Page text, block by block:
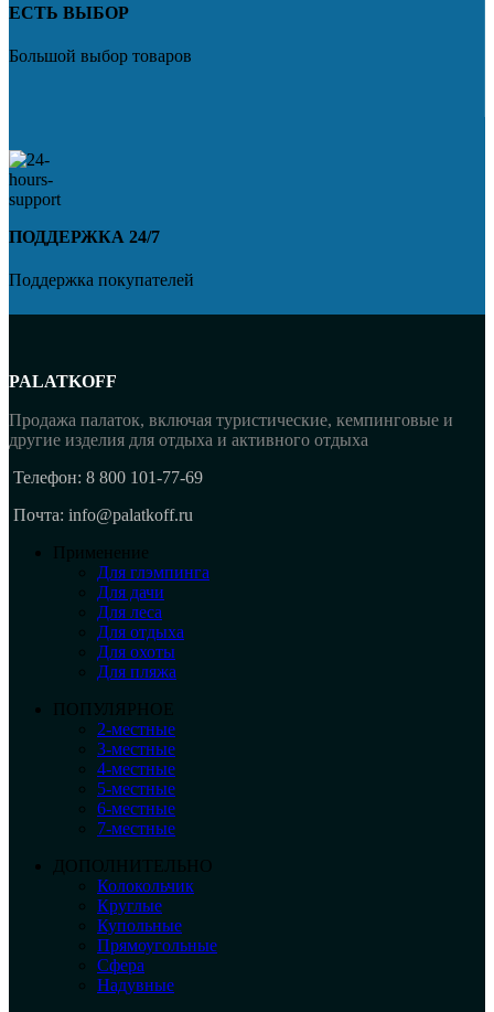
ЕСТЬ ВЫБОР
Большой выбор товаров
ПОДДЕРЖКА 24/7
Поддержка покупателей
PALATKOFF
Продажа палаток, включая туристические, кемпинговые и
другие изделия для отдыха и активного отдыха
Телефон: 8 800 101-77-69
Почта: info@palatkoff.ru
Применение
Для глэмпинга
Для дачи
Для леса
Для отдыха
Для охоты
Для пляжа
ПОПУЛЯРНОЕ
2-местные
3-местные
4-местные
5-местные
6-местные
7-местные
ДОПОЛНИТЕЛЬНО
Колокольчик
Круглые
Купольные
Прямоугольные
Сфера
Надувные